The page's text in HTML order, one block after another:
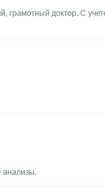
грамотный доктор. С
анализы.